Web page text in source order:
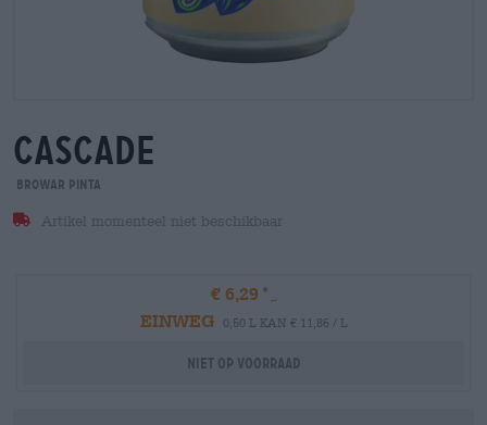
cascade
Browar Pinta
Artikel momenteel niet beschikbaar
€ 6,29
EINWEG
0,50 L KAN € 11,86 / L
Niet op voorraad